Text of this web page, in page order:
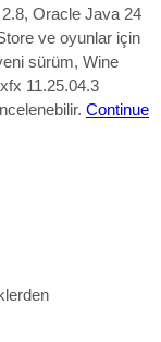
Oracle Java 24
ve oyunlar için
sürüm, Wine
11.25.04.3
Continue